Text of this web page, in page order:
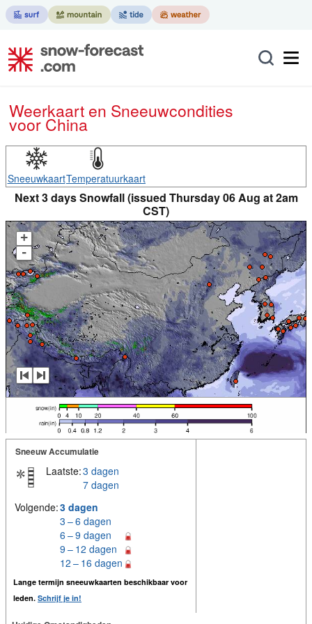
Weerkaart en Sneeuwcondities
voor China
SneeuwkaartTemperatuurkaart
Next 3 days Snowfall (issued Thursday 06 Aug at 2am
CST)
+
-
Sneeuw Accumulatie
Laatste:3 dagen
7 dagen
Volgende:3 dagen
3 – 6 dagen
6 – 9 dagen
9 – 12 dagen
12 – 16 dagen
Lange termijn sneeuwkaarten beschikbaar voor
leden. Schrijf je in!